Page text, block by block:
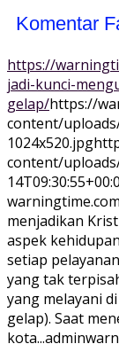
Komentar
https://
jadi-kunci-
gelap/https://
content/
1024x520.jpg
content/
menjadikan
aspek
setiap
yang tak
yang melayani
gelap). Saat
kota...